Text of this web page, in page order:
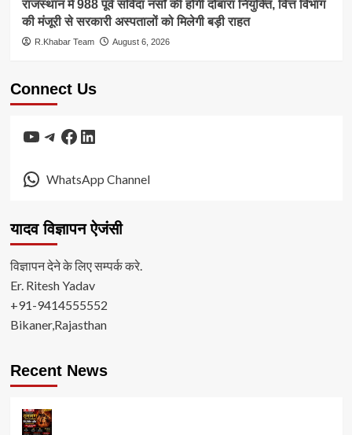
राजस्थान में 988 पूर्व संविदा नर्सों की होगी दोबारा नियुक्ति, वित्त विभाग
की मंजूरी से सरकारी अस्पतालों को मिलेगी बड़ी राहत
R.Khabar Team August 6, 2026
Connect Us
YouTube
Telegram
Facebook
LinkedIn
WhatsApp Channel
यादव विज्ञापन ऐजंसी
विज्ञापन देने के लिए सम्पर्क करे.
Er. Ritesh Yadav
+91-9414555552
Bikaner,Rajasthan
Recent News